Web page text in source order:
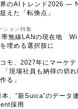
のAIトレンド2026 ―
えた「転換点」
ション特集
帯無線LANの現在地
埋める選択肢に
モ、2027年にマーケテ
現場社員も納得の切れ
る」
、“新Suica”のデータ
採用